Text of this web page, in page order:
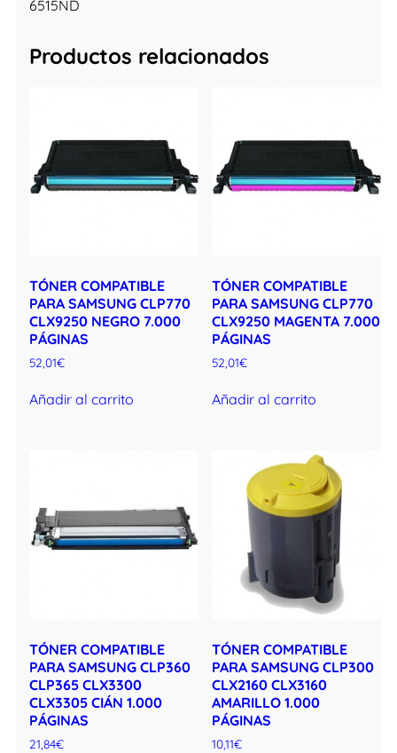
6515ND
Productos relacionados
TÓNER COMPATIBLE
PARA SAMSUNG CLP770
CLX9250 NEGRO 7.000
PÁGINAS
52,01€
Añadir al carrito
TÓNER COMPATIBLE
PARA SAMSUNG CLP770
CLX9250 MAGENTA 7.000
PÁGINAS
52,01€
Añadir al carrito
TÓNER COMPATIBLE
PARA SAMSUNG CLP360
CLP365 CLX3300
CLX3305 CIÁN 1.000
PÁGINAS
21,84€
TÓNER COMPATIBLE
PARA SAMSUNG CLP300
CLX2160 CLX3160
AMARILLO 1.000
PÁGINAS
10,11€